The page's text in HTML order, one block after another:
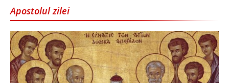
Apostolul zilei